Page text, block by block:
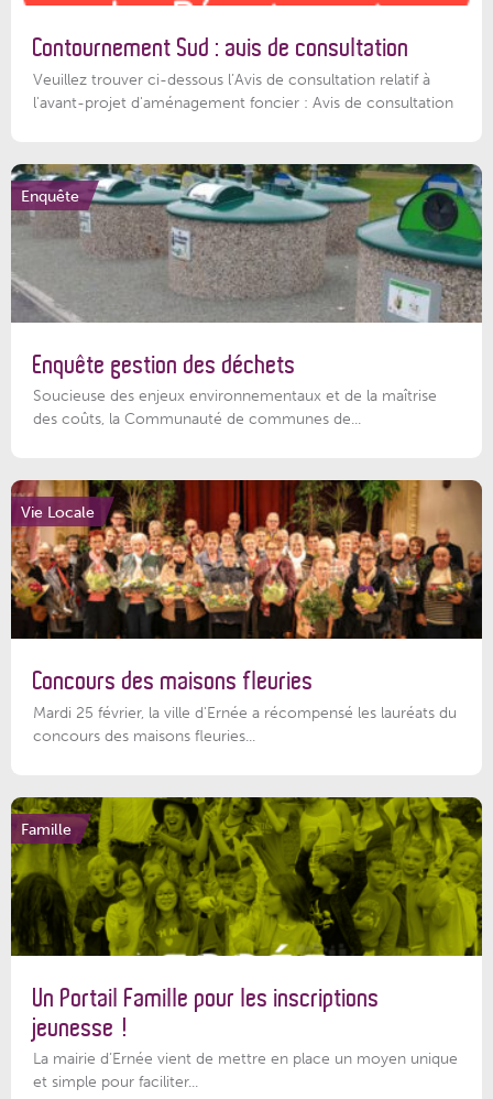
Contournement Sud : avis de consultation
Veuillez trouver ci-dessous l’Avis de consultation relatif à
l'avant-projet d'aménagement foncier : Avis de consultation
Enquête
Enquête gestion des déchets
Soucieuse des enjeux environnementaux et de la maîtrise
des coûts, la Communauté de communes de...
Vie Locale
Concours des maisons fleuries
Mardi 25 février, la ville d'Ernée a récompensé les lauréats du
concours des maisons fleuries...
Famille
Un Portail Famille pour les inscriptions
jeunesse !
La mairie d’Ernée vient de mettre en place un moyen unique
et simple pour faciliter...